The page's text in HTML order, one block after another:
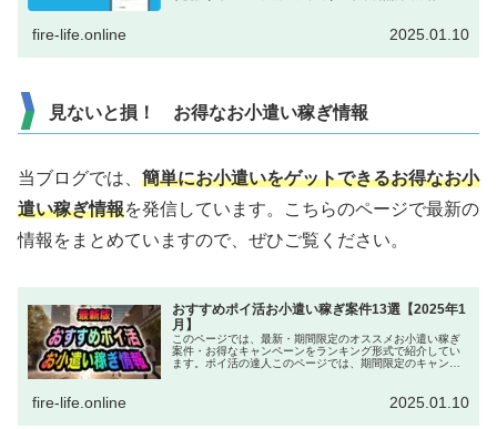
fire-life.online 2025.01.10
見ないと損！ お得なお小遣い稼ぎ情報
当ブログでは、 簡単にお小遣いをゲットできるお得なお小
遣い稼ぎ情報を発信しています。こちらのページで最新の
情報をまとめていますので、ぜひご覧ください。
おすすめポイ活お小遣い稼ぎ案件13選【2025年1
月】
このページでは、最新・期間限定のオススメお小遣い稼ぎ
案件・お得なキャンペーンをランキング形式で紹介してい
ます。ポイ活の達人このページでは、期間限定のキャンペ
fire-life.online 2025.01.10